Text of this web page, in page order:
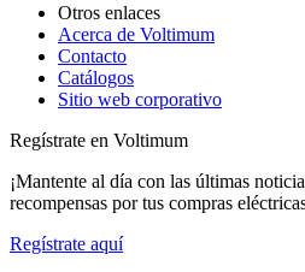
Otros enlaces
Acerca de Voltimum
Contacto
Catálogos
Sitio web corporativo
Regístrate en Voltimum
¡Mantente al día con las últimas
recompensas por tus compras
Regístrate aquí